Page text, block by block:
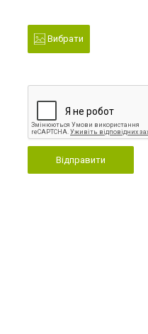
Вибрати
Відправити